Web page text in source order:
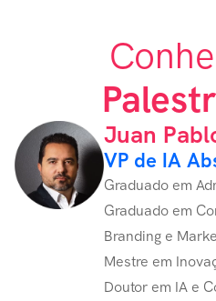
Juan
VP de IA
Graduado em
Graduado em
Branding e
Mestre em
Doutor em IA e